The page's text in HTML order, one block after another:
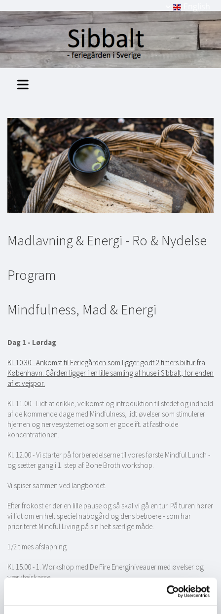
Madlavning & Energi - Ro & Nydelse
Program
Mindfulness, Mad & Energi
Dag 1 - Lørdag
Kl. 10.30 - Ankomst til Feriegården som ligger godt 2 timers biltur fra
København. Gården ligger i en lille samling af huse i Sibbalt, for enden
af et vejspor.
Kl. 11.00 - Lidt at drikke, velkomst og introduktion til stedet og indhold
af de kommende dage med Mindfulness, lidt øvelser som stimulerer
hjernen og nervesystemet og som er gode ift. at fastholde
koncentrationen.
Kl. 12.00 - Vi starter på forberedelserne til vores første Mindful Lunch -
og sætter gang i 1. step af Bone Broth workshop.
Vi spiser sammen ved langbordet.
Efter frokost er der en lille pause og så skal vi gå en tur. På turen hører
vi lidt om en helt speciel nabogård og dens beboere - som har
prioriteret Mindful Living på sin helt særlige måde.
1/2 times afslapning
Kl. 15.00 - 1. Workshop med De Fire Energiniveauer med øvelser og
værktøjskasse.
Kl. 16.30 - Begynder vi med introduktion til middagen, som består af